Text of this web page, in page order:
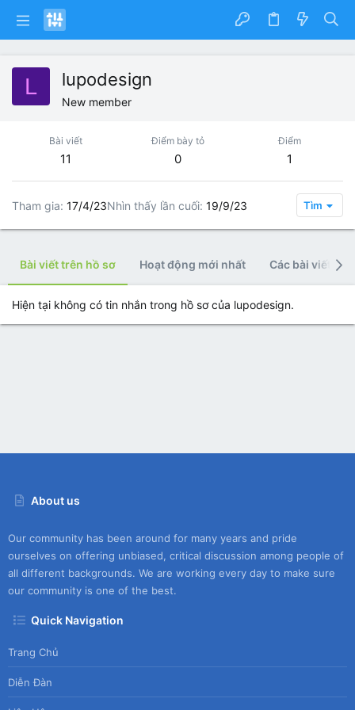
L lupodesign
New member
Bài viết
11
Điểm bày tỏ
0
Điểm
1
Tham gia 17/4/23Nhìn thấy lần cuối 19/9/23 Tìm
Bài viết trên hồ sơ Hoạt động mới nhất Các bài viết
Hiện tại không có tin nhắn trong hồ sơ của lupodesign.
About us
Our community has been around for many years and pride
ourselves on offering unbiased, critical discussion among people of
all different backgrounds. We are working every day to make sure
our community is one of the best.
Quick Navigation
Trang Chủ
Diễn Đàn